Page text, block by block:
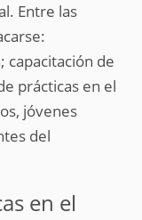
Entre las
capacitación de
prácticas en el
jóvenes
del
en el